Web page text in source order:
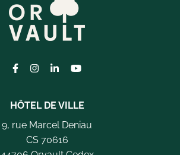
Lien vers le compte Facebook
Lien vers le compte Instagram
Lien vers le compte Linkedin
Lien vers la chaîne
HÔTEL DE VILLE
9, rue Marcel Deniau
CS 70616